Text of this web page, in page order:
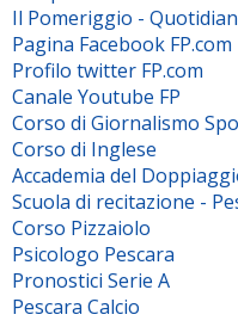
Il Pomeriggio -
Pagina Facebook FP.com
Profilo twitter FP.com
Canale Youtube FP
Corso di Giornalismo
Corso di Inglese
Accademia del
Scuola di recitazione -
Corso Pizzaiolo
Psicologo Pescara
Pronostici Serie A
Pescara Calcio